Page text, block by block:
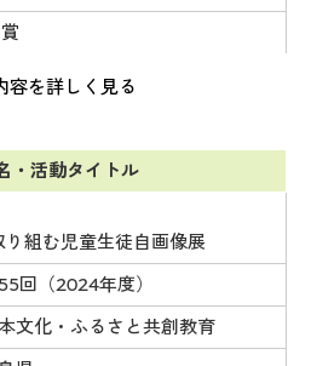
容を詳しく見る
・活動タイトル
組む児童生徒自画像展
回（2024年度）
文化・ふるさと共創教育